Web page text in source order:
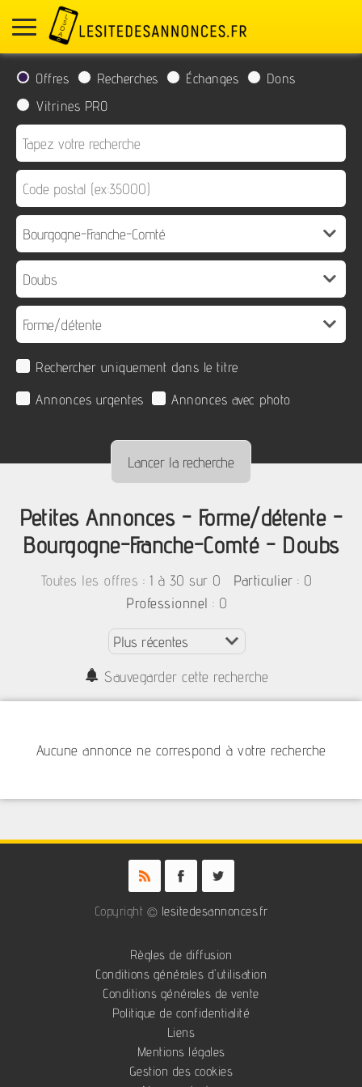
Offres Recherches Échanges
Dons
Vitrines PRO
Rechercher uniquement dans le titre
Annonces urgentes
Annonces avec photo
Petites Annonces - Forme/détente -
Bourgogne-Franche-Comté - Doubs
Toutes les offres : 1 à 30 sur 0 Particulier : 0
Professionnel : 0
Sauvegarder cette recherche
Aucune annonce ne correspond à votre recherche
Copyright © lesitedesannonces.fr
Règles de diffusion
Conditions générales d'utilisation
Conditions générales de vente
Politique de confidentialité
Liens
Mentions légales
Gestion des cookies